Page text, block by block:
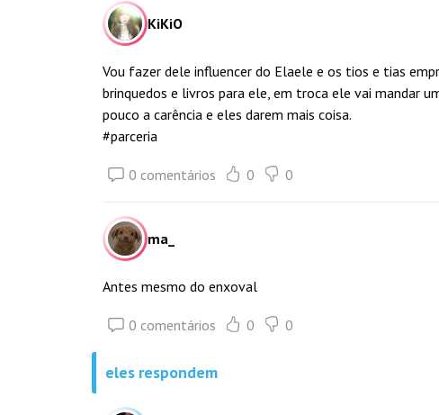
KiKiO
Vou fazer dele influencer do Elaele e os tios e tias
brinquedos e livros para ele, em troca ele vai mandar
pouco a carência e eles darem mais coisa.
#parceria
0 comentários 0 0
ma_
Antes mesmo do enxoval
0 comentários 0 0
eles respondem